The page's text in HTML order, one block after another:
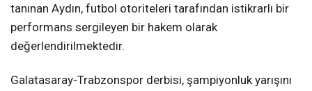
tanınan Aydın, futbol otoriteleri tarafından istikrarlı bir
performans sergileyen bir hakem olarak
değerlendirilmektedir.
Galatasaray-Trabzonspor derbisi, şampiyonluk yarışını